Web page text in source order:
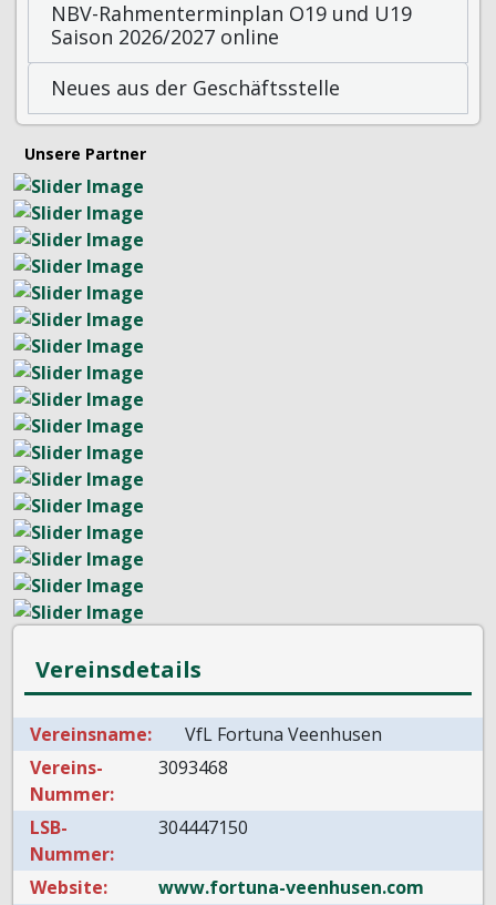
NBV-Rahmenterminplan O19 und U19
Saison 2026/2027 online
Neues aus der Geschäftsstelle
Unsere Partner
Vereinsdetails
Vereinsname:
VfL Fortuna Veenhusen
Vereins-
Nummer:
3093468
LSB-
Nummer:
304447150
Website: www.fortuna-veenhusen.com